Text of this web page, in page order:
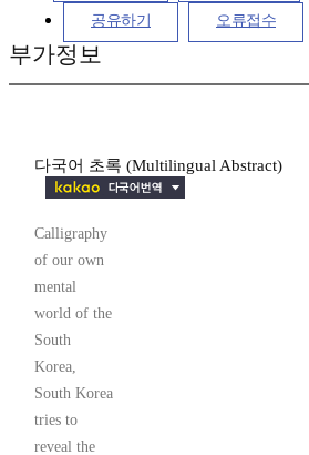
공유하기 오류접수
부가정보
다국어 초록 (Multilingual Abstract)
Calligraphy
of our own
mental
world of the
South
Korea,
South Korea
tries to
reveal the